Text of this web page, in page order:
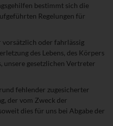
bestimmt sich die
Regelungen für
oder fahrlässig
des Lebens, des Körpers
unsere gesetzlichen Vertreter
fehlender zugesicherter
der vom Zweck der
dies für uns bei Abgabe der